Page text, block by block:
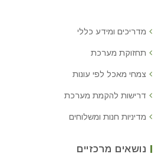
מדריכים ומידע כללי
תחזוקת מערכת
צמחי מאכל לפי עונות
דרישות להקמת מערכת
מדיניות חנות ומשלוחים
נושאים מרכזיים